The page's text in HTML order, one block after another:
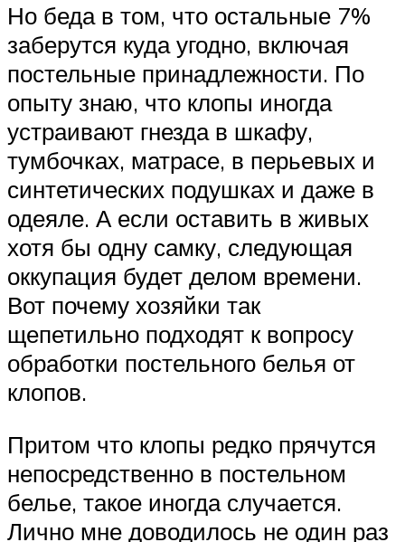
Но беда в том, что остальные 7%
заберутся куда угодно, включая
постельные принадлежности. По
опыту знаю, что клопы иногда
устраивают гнезда в шкафу,
тумбочках, матрасе, в перьевых и
синтетических подушках и даже в
одеяле. А если оставить в живых
хотя бы одну самку, следующая
оккупация будет делом времени.
Вот почему хозяйки так
щепетильно подходят к вопросу
обработки постельного белья от
клопов.
Притом что клопы редко прячутся
непосредственно в постельном
белье, такое иногда случается.
Лично мне доводилось не один раз